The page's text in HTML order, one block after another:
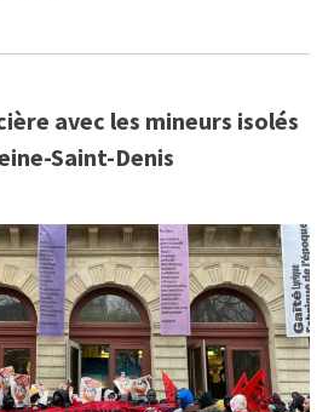
avec les mineurs isolés
Saint-Denis